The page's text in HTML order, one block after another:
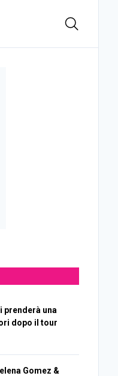
prenderà una
dopo il tour
Gomez &